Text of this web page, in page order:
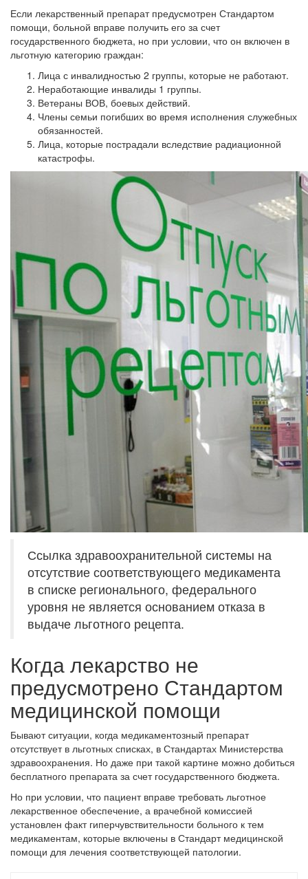
Если лекарственный препарат предусмотрен Стандартом
помощи, больной вправе получить его за счет
государственного бюджета, но при условии, что он включен в
льготную категорию граждан:
Лица с инвалидностью 2 группы, которые не работают.
Неработающие инвалиды 1 группы.
Ветераны ВОВ, боевых действий.
Члены семьи погибших во время исполнения служебных
обязанностей.
Лица, которые пострадали вследствие радиационной
катастрофы.
Ссылка здравоохранительной системы на
отсутствие соответствующего медикамента
в списке регионального, федерального
уровня не является основанием отказа в
выдаче льготного рецепта.
Когда лекарство не
предусмотрено Стандартом
медицинской помощи
Бывают ситуации, когда медикаментозный препарат
отсутствует в льготных списках, в Стандартах Министерства
здравоохранения. Но даже при такой картине можно добиться
бесплатного препарата за счет государственного бюджета.
Но при условии, что пациент вправе требовать льготное
лекарственное обеспечение, а врачебной комиссией
установлен факт гиперчувствительности больного к тем
медикаментам, которые включены в Стандарт медицинской
помощи для лечения соответствующей патологии.